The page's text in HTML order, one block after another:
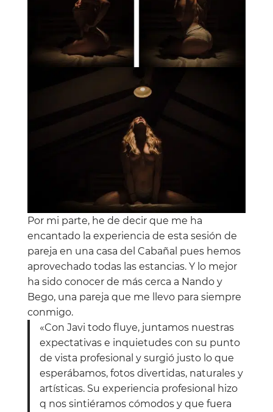
Por mi parte, he de decir que me ha
encantado la experiencia de esta sesión de
pareja en una casa del Cabañal pues hemos
aprovechado todas las estancias. Y lo mejor
ha sido conocer de más cerca a Nando y
Bego, una pareja que me llevo para siempre
conmigo.
«Con Javi todo fluye, juntamos nuestras
expectativas e inquietudes con su punto
de vista profesional y surgió justo lo que
esperábamos, fotos divertidas, naturales y
artísticas. Su experiencia profesional hizo
q nos sintiéramos cómodos y que fuera